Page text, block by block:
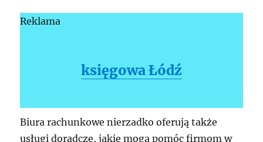
Reklama
księgowa Łódź
Biura rachunkowe nierzadko oferują także
usługi doradcze, jakie mogą pomóc firmom w